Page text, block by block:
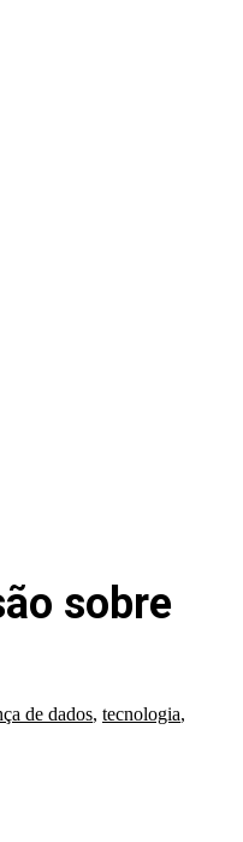
sobre
de dados, tecnologia,